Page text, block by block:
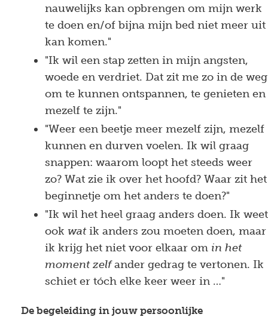
nauwelijks kan opbrengen om mijn werk
te doen en/of bijna mijn bed niet meer uit
kan komen."
"Ik wil een stap zetten in mijn angsten,
woede en verdriet. Dat zit me zo in de weg
om te kunnen ontspannen, te genieten en
mezelf te zijn."
"Weer een beetje meer mezelf zijn, mezelf
kunnen en durven voelen. Ik wil graag
snappen: waarom loopt het steeds weer
zo? Wat zie ik over het hoofd? Waar zit het
beginnetje om het anders te doen?"
"Ik wil het heel graag anders doen. Ik weet
ook watik anders zou moeten doen, maar
ik krijg het niet voor elkaar om in het
moment zelfander gedrag te vertonen. Ik
schiet er tóch elke keer weer in …"
De begeleiding in jouw persoonlijke